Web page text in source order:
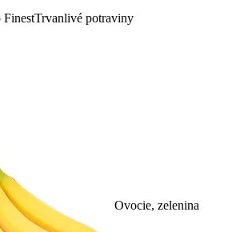
FinestTrvanlivé potraviny
Ovocie, zelenina